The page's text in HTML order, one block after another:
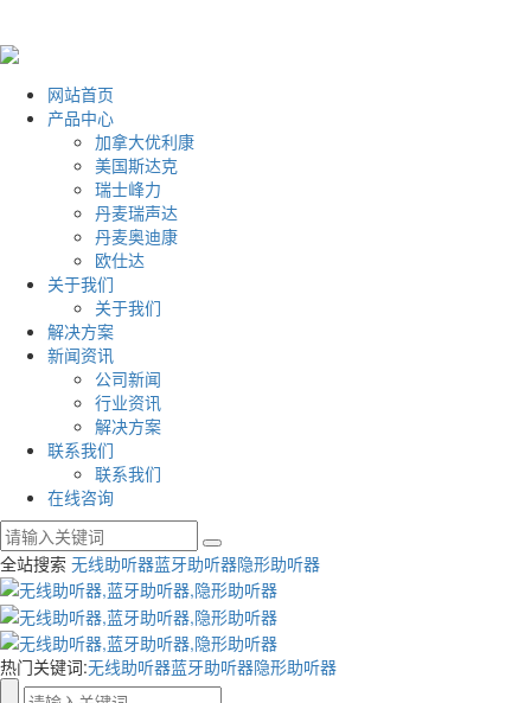
网站首页
产品中心
加拿大优利康
美国斯达克
瑞士峰力
丹麦瑞声达
丹麦奥迪康
欧仕达
关于我们
关于我们
解决方案
新闻资讯
公司新闻
行业资讯
解决方案
联系我们
联系我们
在线咨询
全站搜索 无线助听器蓝牙助听器隐形助听器
热门关键词:无线助听器蓝牙助听器隐形助听器